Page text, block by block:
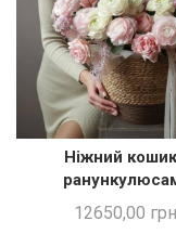
ДОДАТИ В
Ніжний
12650,00